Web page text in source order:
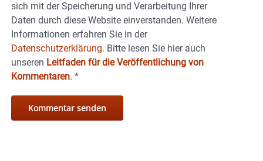
sich mit der Speicherung und Verarbeitung Ihrer
Daten durch diese Website einverstanden. Weitere
Informationen erfahren Sie in der
Datenschutzerklärung. Bitte lesen Sie hier auch
unseren Leitfaden für die Veröffentlichung von
Kommentaren. *